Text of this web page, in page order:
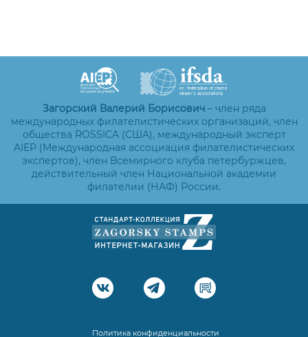
Загорский Валерий Борисович– член ряда
международных филателистических организаций, член
общества ROSSICA (США), международный эксперт
AIEP (Международная ассоциация филателистических
экспертов), член Всемирного клуба петербуржцев,
действительный член Национальной академии
филателии (НАФ) России.
Политика конфиденциальности